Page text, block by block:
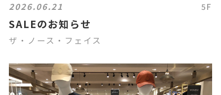
2026.06.21 5F
SALEのお知らせ
ザ・ノース・フェイス